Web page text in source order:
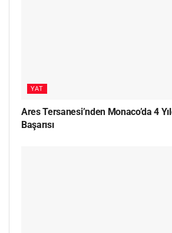
YAT
Ares Tersanesi’nden Monaco’da 4
Başarısı